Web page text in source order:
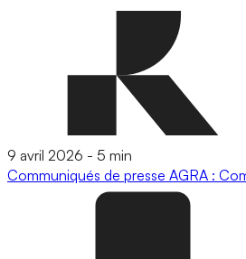
9 avril 2026 - 5 min
Communiqués de presse AGRA :